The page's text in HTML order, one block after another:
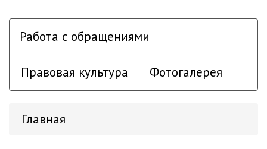
Работа с обращениями
Правовая культура Фотогалерея
Главная